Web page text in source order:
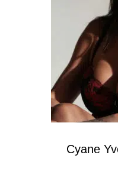
Cyane